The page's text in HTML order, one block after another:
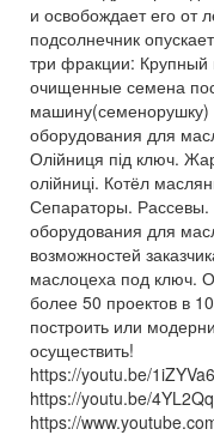
и освобождает его от
подсолнечник
три фракции: Крупный
очищенные семена
машину(семенорушку)
оборудования для
Олійниця під ключ.
олійниці. Котёл
Сепараторы.
оборудования для
возможностей
маслоцеха под ключ.
более 50 проектов в
построить или
осуществить!
https://youtu.be/
https://youtu.be/
https://